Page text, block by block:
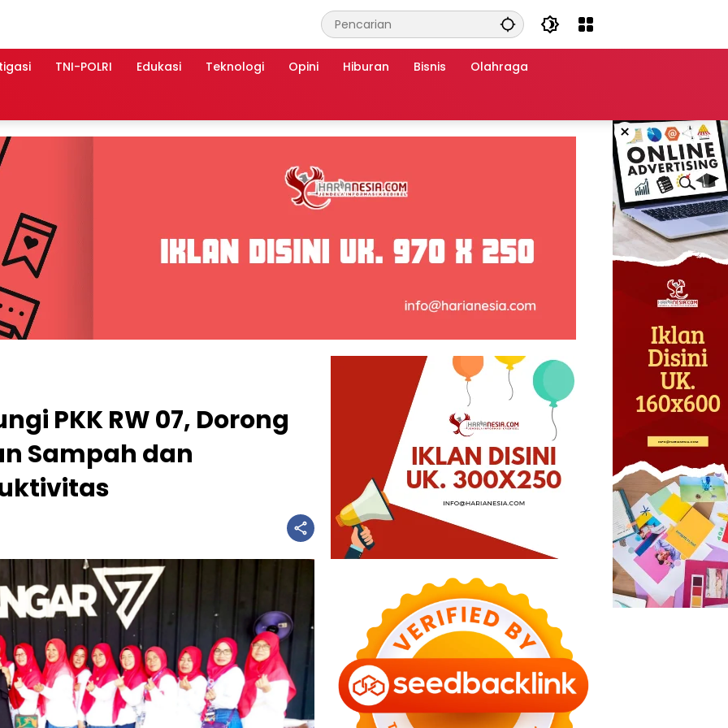
TNI-POLRI Edukasi Teknologi Opini Hiburan Bisnis Olahraga
×
PKK RW 07, Dorong
Sampah dan